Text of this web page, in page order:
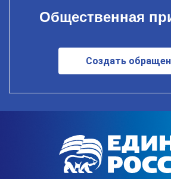
Общественная
Создать